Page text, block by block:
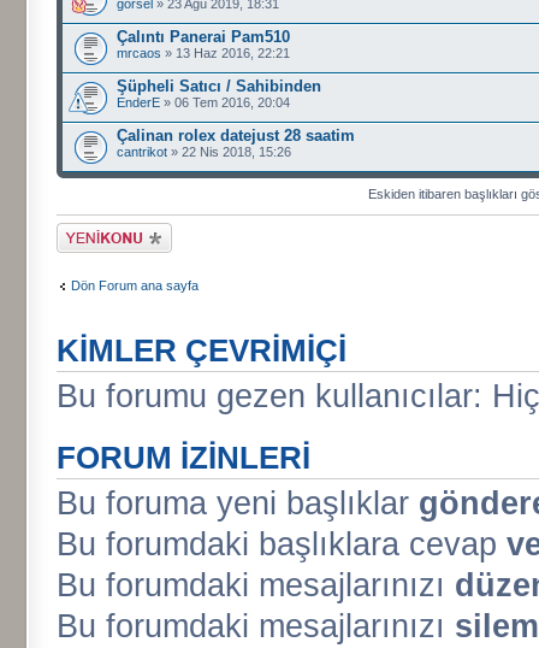
gorsel » 23 Ağu 2019, 18:31
Çalıntı Panerai Pam510
mrcaos » 13 Haz 2016, 22:21
Şüpheli Satıcı / Sahibinden
EnderE » 06 Tem 2016, 20:04
Çalinan rolex datejust 28 saatim
cantrikot » 22 Nis 2018, 15:26
Eskiden itibaren başlıkları
Yeni bir başlık
gönder
Dön Forum ana sayfa
KIMLER ÇEVRIMIÇI
Bu forumu gezen kullanıcılar:
FORUM IZINLERI
Bu foruma yeni başlıklar
Bu forumdaki başlıklara cevap
Bu forumdaki mesajlarınızı
Bu forumdaki mesajlarınızı